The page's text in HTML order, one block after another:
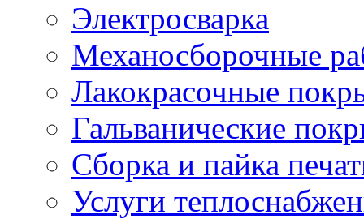
Электросварка
Механосборочные
Лакокрасочные
Гальванические
Сборка и пайка
Услуги